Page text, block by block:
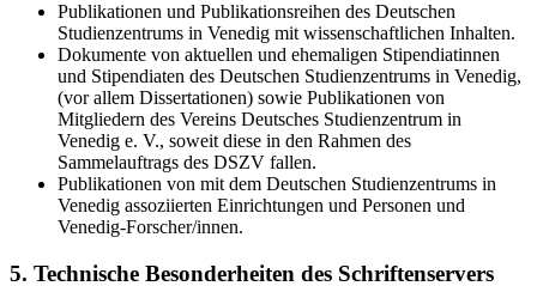
Publikationen und Publikationsreihen des Deutschen
Studienzentrums in Venedig mit wissenschaftlichen Inhalten.
Dokumente von aktuellen und ehemaligen Stipendiatinnen
und Stipendiaten des Deutschen Studienzentrums in Venedig,
(vor allem Dissertationen) sowie Publikationen von
Mitgliedern des Vereins Deutsches Studienzentrum in
Venedig e. V., soweit diese in den Rahmen des
Sammelauftrags des DSZV fallen.
Publikationen von mit dem Deutschen Studienzentrums in
Venedig assoziierten Einrichtungen und Personen und
Venedig-Forscher/innen.
5. Technische Besonderheiten des Schriftenservers